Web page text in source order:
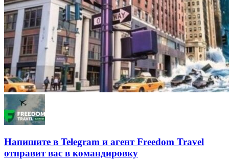
Напишите в Telegram и агент Freedom Travel
отправит вас в командировку